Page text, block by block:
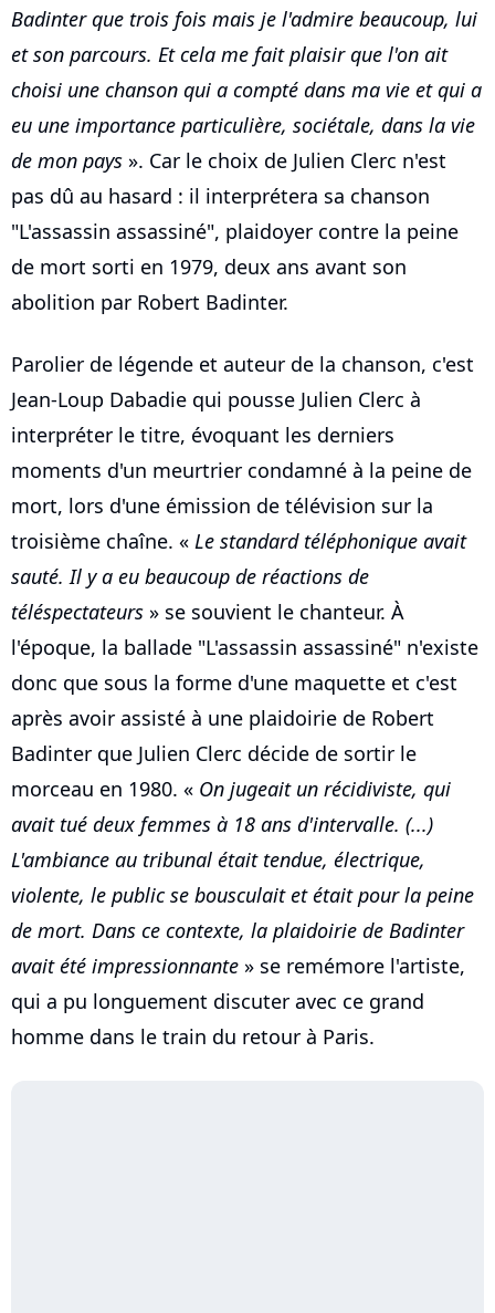
Badinter que trois fois mais je l'admire beaucoup, lui
et son parcours. Et cela me fait plaisir que l'on ait
choisi une chanson qui a compté dans ma vie et qui a
eu une importance particulière, sociétale, dans la vie
de mon pays ». Car le choix de Julien Clerc n'est
pas dû au hasard : il interprétera sa chanson
"L'assassin assassiné", plaidoyer contre la peine
de mort sorti en 1979, deux ans avant son
abolition par Robert Badinter.
Parolier de légende et auteur de la chanson, c'est
Jean-Loup Dabadie qui pousse Julien Clerc à
interpréter le titre, évoquant les derniers
moments d'un meurtrier condamné à la peine de
mort, lors d'une émission de télévision sur la
troisième chaîne. « Le standard téléphonique avait
sauté. Il y a eu beaucoup de réactions de
téléspectateurs » se souvient le chanteur. À
l'époque, la ballade "L'assassin assassiné" n'existe
donc que sous la forme d'une maquette et c'est
après avoir assisté à une plaidoirie de Robert
Badinter que Julien Clerc décide de sortir le
morceau en 1980. « On jugeait un récidiviste, qui
avait tué deux femmes à 18 ans d'intervalle. (...)
L'ambiance au tribunal était tendue, électrique,
violente, le public se bousculait et était pour la peine
de mort. Dans ce contexte, la plaidoirie de Badinter
avait été impressionnante » se remémore l'artiste,
qui a pu longuement discuter avec ce grand
homme dans le train du retour à Paris.